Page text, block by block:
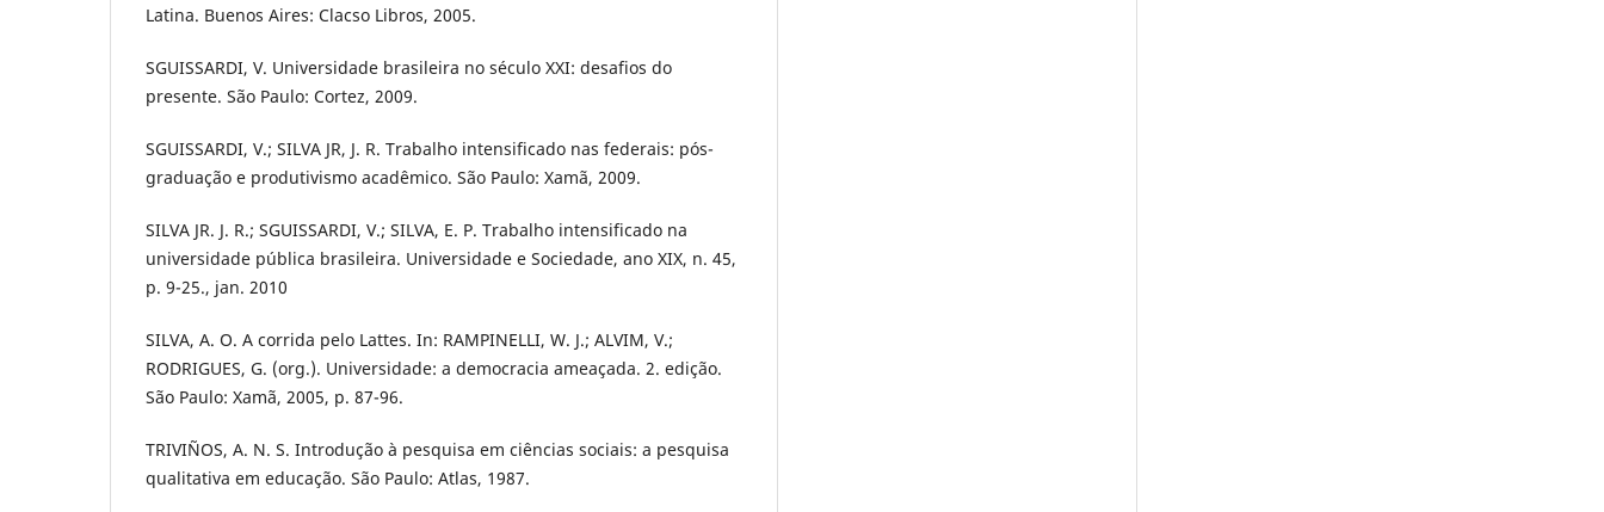
Latina. Buenos Aires: Clacso Libros, 2005.
SGUISSARDI, V. Universidade brasileira no século XXI: desafios do
presente. São Paulo: Cortez, 2009.
SGUISSARDI, V.; SILVA JR, J. R. Trabalho intensificado nas federais: pós-
graduação e produtivismo acadêmico. São Paulo: Xamã, 2009.
SILVA JR. J. R.; SGUISSARDI, V.; SILVA, E. P. Trabalho intensificado na
universidade pública brasileira. Universidade e Sociedade, ano XIX, n. 45,
p. 9-25., jan. 2010
SILVA, A. O. A corrida pelo Lattes. In: RAMPINELLI, W. J.; ALVIM, V.;
RODRIGUES, G. (org.). Universidade: a democracia ameaçada. 2. edição.
São Paulo: Xamã, 2005, p. 87-96.
TRIVIÑOS, A. N. S. Introdução à pesquisa em ciências sociais: a pesquisa
qualitativa em educação. São Paulo: Atlas, 1987.